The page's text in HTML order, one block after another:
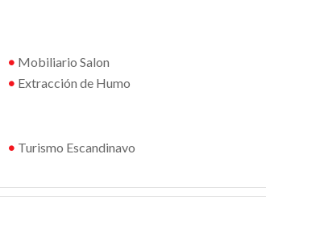
• Mobiliario Salon
• Extracción de Humo
• Turismo Escandinavo